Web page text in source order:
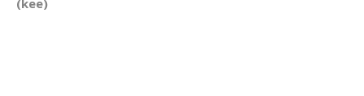
(kee)